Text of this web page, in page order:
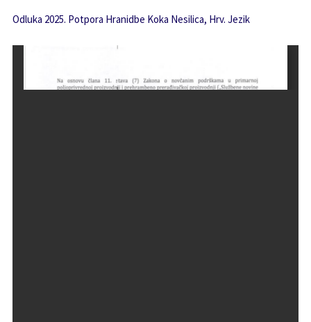
Odluka 2025. Potpora Hranidbe Koka Nesilica, Hrv. Jezik